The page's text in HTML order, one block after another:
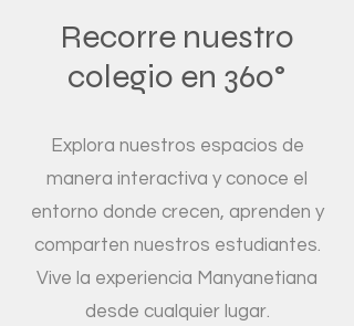
Recorre nuestro
colegio en 360°
Explora nuestros espacios de
manera interactiva y conoce el
entorno donde crecen, aprenden y
comparten nuestros estudiantes.
Vive la experiencia Manyanetiana
desde cualquier lugar.